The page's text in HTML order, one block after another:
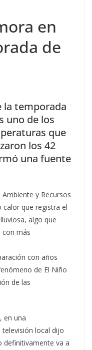
en
de
la temporada
uno de los
que
los 42
una fuente
y Recursos
que registra el
algo que
con más
con años
de El Niño
de las
en una
televisión local dijo
definitivamente va a